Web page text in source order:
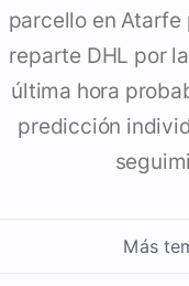
parcello en
reparte DHL por
última hora
predicción
Más